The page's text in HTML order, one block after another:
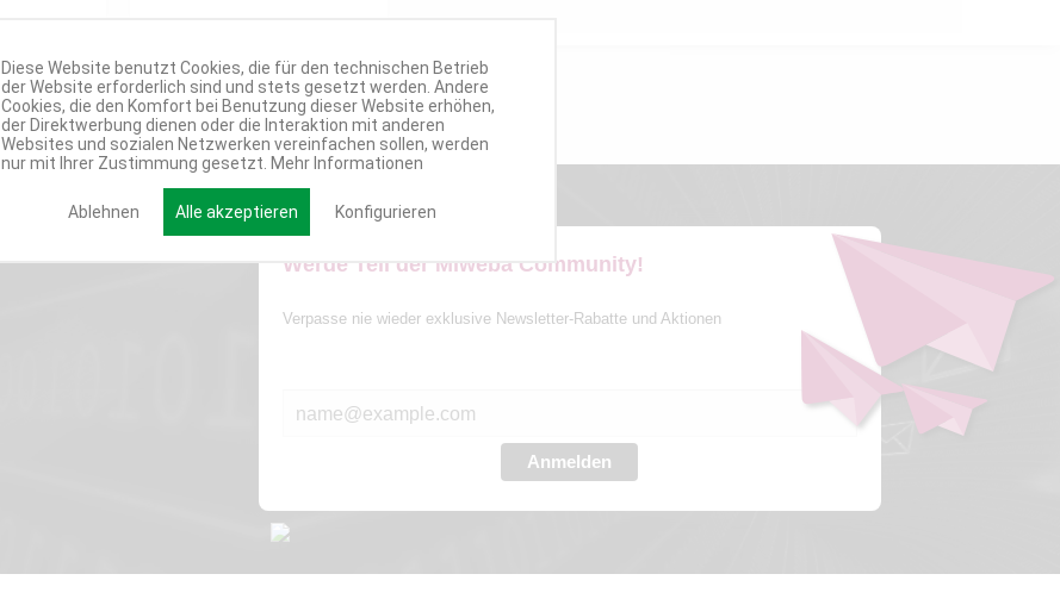
Werde Teil der Miweba Community!
Verpasse nie wieder exklusive Newsletter-Rabatte und Aktionen
Anmelden
Diese Website benutzt Cookies, die für den technischen Betrieb
der Website erforderlich sind und stets gesetzt werden. Andere
Cookies, die den Komfort bei Benutzung dieser Website erhöhen,
der Direktwerbung dienen oder die Interaktion mit anderen
Websites und sozialen Netzwerken vereinfachen sollen, werden
nur mit Ihrer Zustimmung gesetzt. Mehr Informationen
Ablehnen Alle akzeptieren Konfigurieren